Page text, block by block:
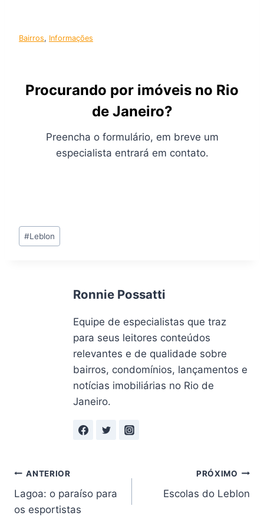
Bairros, Informações
Procurando por imóveis no Rio
de Janeiro?
Preencha o formulário, em breve um
especialista entrará em contato.
Tags
do
#Leblon
Ronnie Possatti
Equipe de especialistas que traz
para seus leitores conteúdos
relevantes e de qualidade sobre
bairros, condomínios, lançamentos e
notícias imobiliárias no Rio de
Janeiro.
Navegação
de
ANTERIOR
Lagoa: o paraíso para
os esportistas
PRÓXIMO
Escolas do Leblon